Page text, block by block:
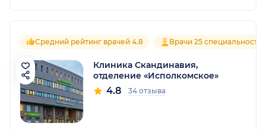
Средний рейтинг врачей 4.8 Врачи 25
Клиника Скандинавия,
отделение «Исполкомское»
4.8 34 отзыва